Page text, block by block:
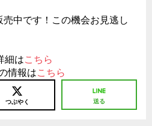
中です！この機会お見逃し
細はこちら
情報はこちら
つぶやく 送る